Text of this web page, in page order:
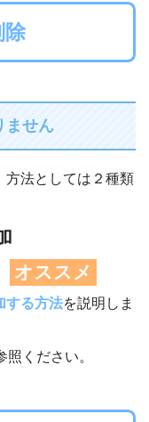
除
ません
方法としては２種類
オススメ
する方法を説明しま
照ください。